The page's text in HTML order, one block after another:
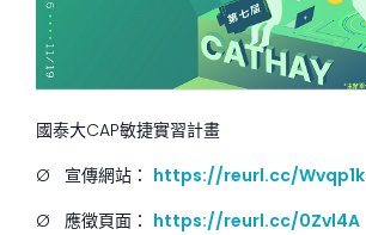
國泰大CAP敏捷實習計畫
Ø 宣傳網站： https://reurl.cc/Wvqp1k
Ø 應徵頁面： https://reurl.cc/0Zvl4A